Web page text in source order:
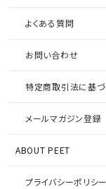
よくある質問
お問い合わせ
特定商取引法に基づ
メールマガジン登録
ABOUT PEET
プライバシーポリシー